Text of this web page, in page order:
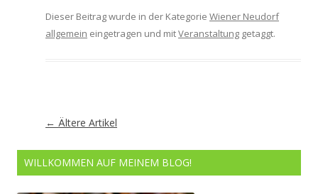
Dieser Beitrag wurde in der Kategorie Wiener Neudorf
allgemein eingetragen und mitVeranstaltung getaggt.
Artikel-
← Ältere Artikel
WILLKOMMEN AUF MEINEM BLOG!